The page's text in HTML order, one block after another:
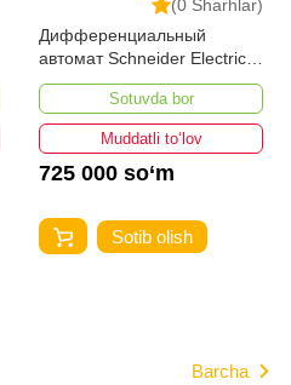
(0 Sharhlar)
Дифференциальный
автомат Schneider Electric
A9R41425 Acti 9 УЗО iID 4P
25А 30мАSotuvda bor
Muddatli to‘lov
725 000 so‘m
Sotib olish
Barcha